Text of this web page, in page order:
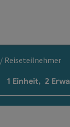
Einheit / Reiseteilnehmer
und
1 Einheit, 2